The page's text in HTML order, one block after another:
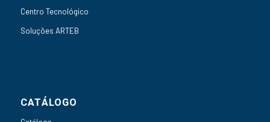
Centro Tecnológico
Soluções ARTEB
CATÁLOGO